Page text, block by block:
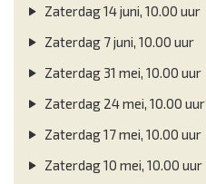
Zaterdag 14 juni, 10.00 uur
Zaterdag 7 juni, 10.00 uur
Zaterdag 31 mei, 10.00 uur
Zaterdag 24 mei, 10.00 uur
Zaterdag 17 mei, 10.00 uur
Zaterdag 10 mei, 10.00 uur